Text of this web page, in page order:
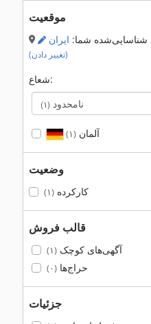
موقعیت
شناسایی‌شده شما: ایران
(تغییر دادن)
شعاع:
نامحدود (۱)
آلمان(۱)
وضعیت
کارکرده(۱)
قالب فروش
آگهی‌های کوچک(۱)
حراج‌ها(۰)
جزئیات